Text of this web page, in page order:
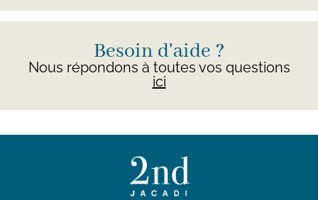
Besoin d'aide ?
Nous répondons à toutes vos questions
ici